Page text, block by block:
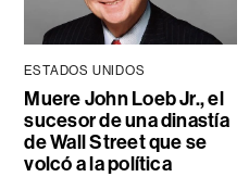
ESTADOS UNIDOS
Muere John Loeb Jr., el
sucesor de una dinastía
de Wall Street que se
volcó a la política